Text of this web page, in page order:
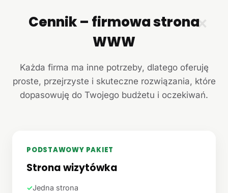
✕
Cennik – firmowa strona
WWW
Każda firma ma inne potrzeby, dlatego oferuję
proste, przejrzyste i skuteczne rozwiązania, które
dopasowuję do Twojego budżetu i oczekiwań.
PODSTAWOWY PAKIET
Strona wizytówka
✓Jedna strona